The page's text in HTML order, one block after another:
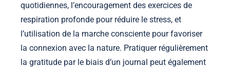
quotidiennes, l’encouragement des exercices de
respiration profonde pour réduire le stress, et
l’utilisation de la marche consciente pour favoriser
la connexion avec la nature. Pratiquer régulièrement
la gratitude par le biais d’un journal peut également